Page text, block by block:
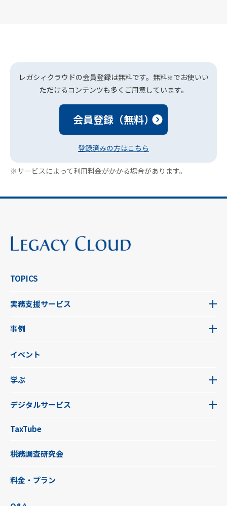
レガシィクラウドの会員登録は無料です。無料※でお使いい
ただけるコンテンツも多くご用意しています。
会員登録（無料）
登録済みの方はこちら
※サービスによって利用料金がかかる場合があります。
TOPICS
実務支援サービス
事例
イベント
学ぶ
デジタルサービス
TaxTube
税務調査研究会
料金・プラン